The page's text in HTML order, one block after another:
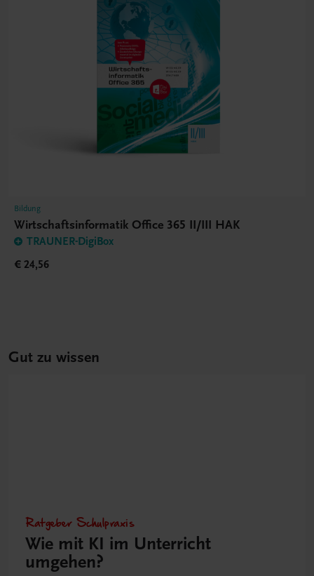
Bildung
Wirtschaftsinformatik Office 365 II/III HAK
TRAUNER-DigiBox
€ 24,56
Gut zu wissen
Ratgeber Schulpraxis
Wie mit KI im Unterricht
umgehen?